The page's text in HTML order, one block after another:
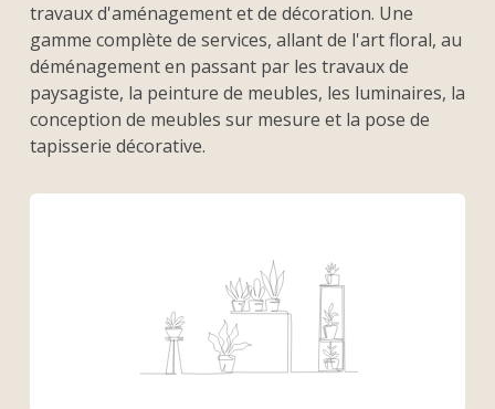
travaux d'aménagement et de décoration. Une
gamme complète de services, allant de l'art floral, au
déménagement en passant par les travaux de
paysagiste, la peinture de meubles, les luminaires, la
conception de meubles sur mesure et la pose de
tapisserie décorative.